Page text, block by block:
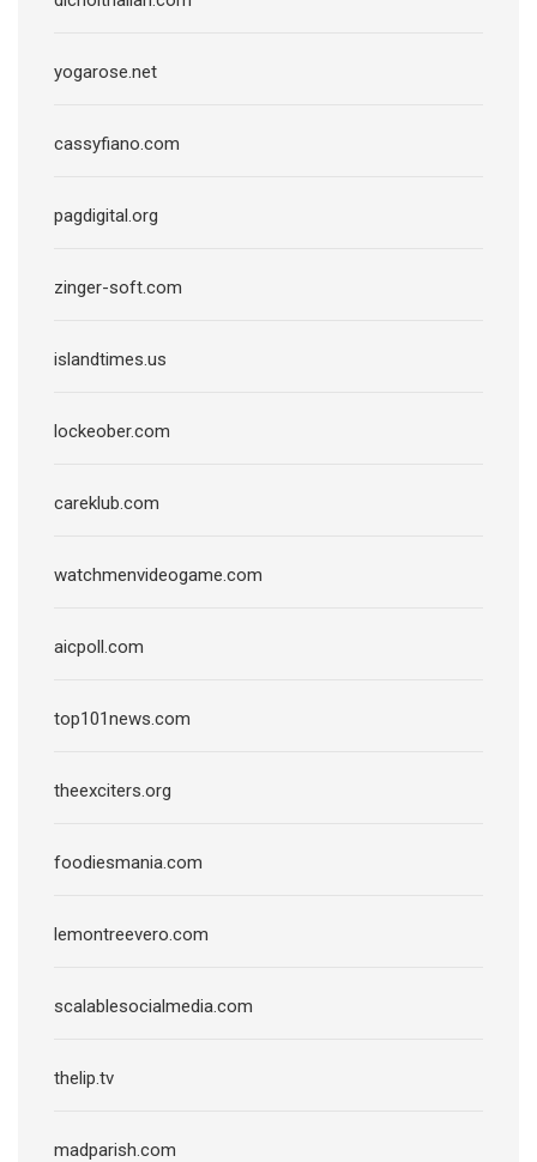
yogarose.net
cassyfiano.com
pagdigital.org
zinger-soft.com
islandtimes.us
lockeober.com
careklub.com
watchmenvideogame.com
aicpoll.com
top101news.com
theexciters.org
foodiesmania.com
lemontreevero.com
scalablesocialmedia.com
thelip.tv
madparish.com